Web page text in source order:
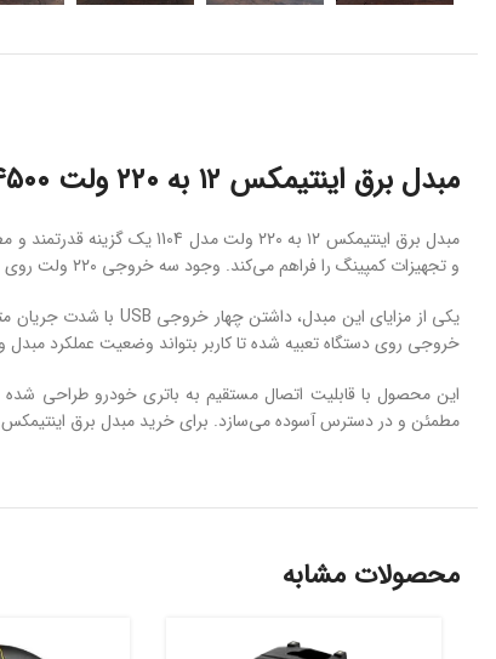
مبدل برق اینتیمکس ۱۲ به ۲۲۰ ولت ۴۵٠٠ وات مدل ۱۱۰۴
مبدل برق اینتیمکس ۱۲ به
و تجهیزات کمپینگ را فراهم می‌کند. وجود سه خروجی ۲۲۰ ولت روی بدنه مبدل باعث می‌شود بتوانید چند وسیله برقی را به صورت همزمان روشن کنید و از حداکثر توان دستگاه بهره ببرید.
خروجی روی دستگاه تعبیه شده تا کاربر بتواند وضعیت عملکرد مبدل
این محصول با قابلیت اتصال مستقیم به باتری خودرو طراحی
مطمئن و در دسترس آسوده می‌سازد. برای خرید مبدل برق اینتیمکس ۱۲ به ۲۲۰ ولت ۴۵۰۰ وات مدل 1104 و تجربه‌ای حرفه‌ای از برق همراه، به ابزاربیات مراجعه نمایید.
محصولات مشابه